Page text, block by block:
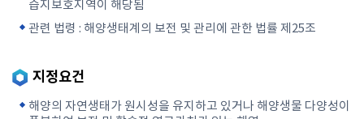
습지보호지역이 해당됨
관련 법령 : 해양생태계의 보전 및 관리에 관한 법률 제25조
지정요건
해양의 자연생태가 원시성을 유지하고 있거나 해양생물 다양성이